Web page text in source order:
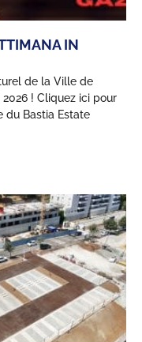
IN
de la Ville de
! Cliquez ici pour
du Bastia Estate